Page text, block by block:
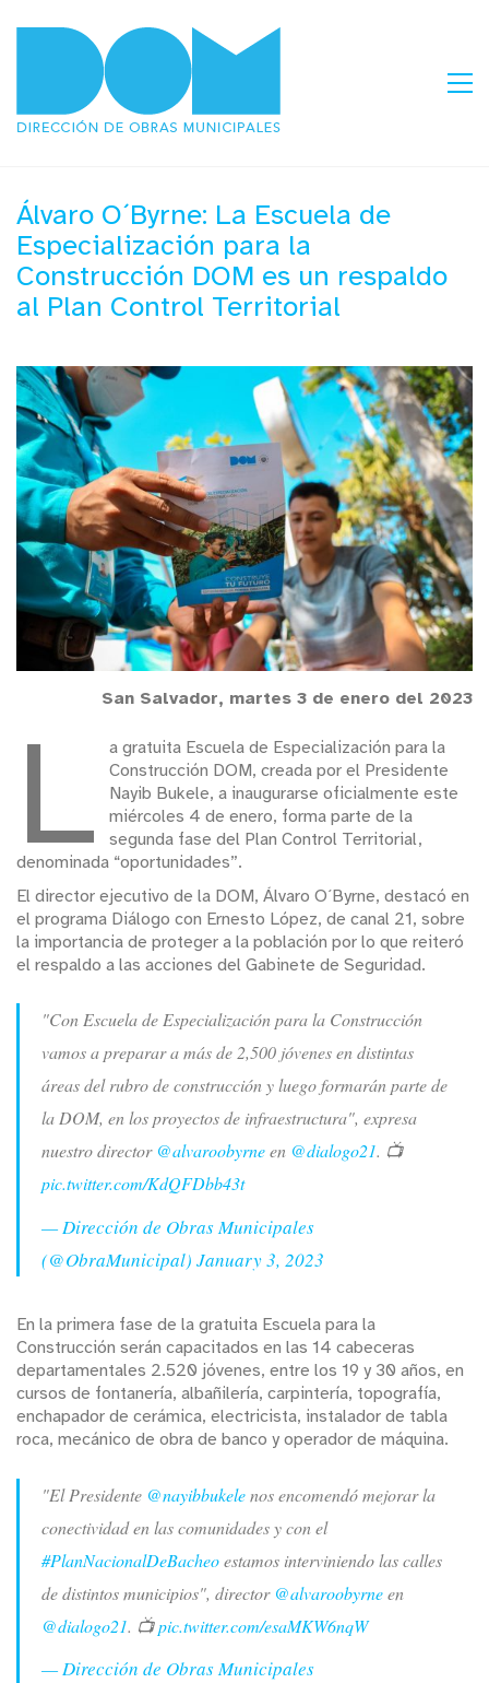
Álvaro O´Byrne: La Escuela de
Especialización para la
Construcción DOM es un respaldo
al Plan Control Territorial
San Salvador, martes 3 de enero del 2023
L
a gratuita Escuela de Especialización para la
Construcción DOM, creada por el Presidente
Nayib Bukele, a inaugurarse oficialmente este
miércoles 4 de enero, forma parte de la
segunda fase del Plan Control Territorial,
denominada “oportunidades”.
El director ejecutivo de la DOM, Álvaro O´Byrne, destacó en
el programa Diálogo con Ernesto López, de canal 21, sobre
la importancia de proteger a la población por lo que reiteró
el respaldo a las acciones del Gabinete de Seguridad.
"Con Escuela de Especialización para la Construcción
vamos a preparar a más de 2,500 jóvenes en distintas
áreas del rubro de construcción y luego formarán parte de
la DOM, en los proyectos de infraestructura", expresa
nuestro director @alvaroobyrneen @dialogo21. 📺
pic.twitter.com/KdQFDbb43t
— Dirección de Obras Municipales
(@ObraMunicipal) January 3, 2023
En la primera fase de la gratuita Escuela para la
Construcción serán capacitados en las 14 cabeceras
departamentales 2.520 jóvenes, entre los 19 y 30 años, en
cursos de fontanería, albañilería, carpintería, topografía,
enchapador de cerámica, electricista, instalador de tabla
roca, mecánico de obra de banco y operador de máquina.
"El Presidente @nayibbukelenos encomendó mejorar la
conectividad en las comunidades y con el
#PlanNacionalDeBacheoestamos interviniendo las calles
de distintos municipios", director @alvaroobyrneen
@dialogo21. 📺pic.twitter.com/esaMKW6nqW
— Dirección de Obras Municipales